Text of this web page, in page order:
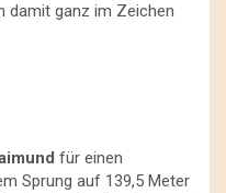
damit ganz im Zeichen
für einen
Sprung auf 139,5 Meter